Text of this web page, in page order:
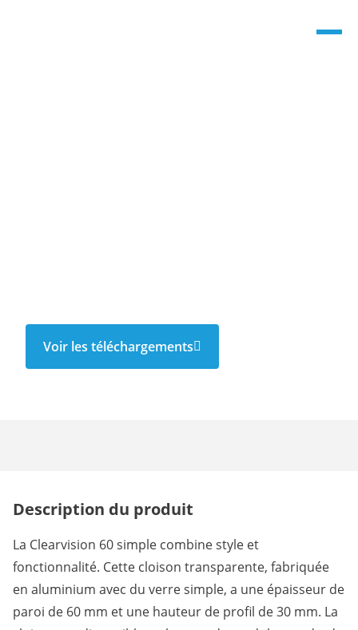
Voir les téléchargements
Description du produit
La Clearvision 60 simple combine style et
fonctionnalité. Cette cloison transparente, fabriquée
en aluminium avec du verre simple, a une épaisseur de
paroi de 60 mm et une hauteur de profil de 30 mm. La